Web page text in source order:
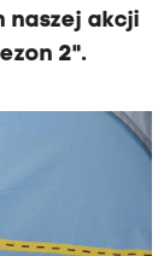
naszej akcji
2".